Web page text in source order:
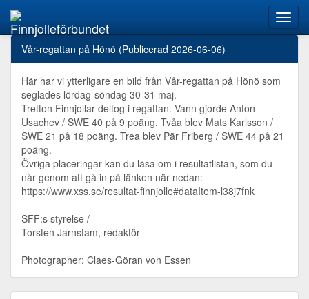
Finnjolleförbundet
Vår-regattan på Hönö (Publicerad 2026-06-06)
Här har vi ytterligare en bild från Vår-regattan på Hönö som
seglades lördag-söndag 30-31 maj.
Tretton Finnjollar deltog i regattan. Vann gjorde Anton
Usachev / SWE 40 på 9 poäng. Tvåa blev Mats Karlsson /
SWE 21 på 18 poäng. Trea blev Pär Friberg / SWE 44 på 21
poäng.
Övriga placeringar kan du läsa om i resultatlistan, som du
når genom att gå in på länken när nedan:
https://www.xss.se/resultat-finnjolle#dataItem-l38j7fnk
SFF:s styrelse /
Torsten Jarnstam, redaktör
Photographer: Claes-Göran von Essen